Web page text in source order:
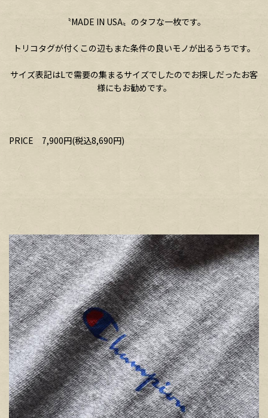
〝MADE IN USA〟のタフな一枚です。
トリコタグが付くこの辺もまた条件の良いモノが出るうちです。
サイズ表記はLで需要の集まるサイズでしたのでお探しだったお客
様にもお勧めです。
PRICE 7,900円(税込8,690円)